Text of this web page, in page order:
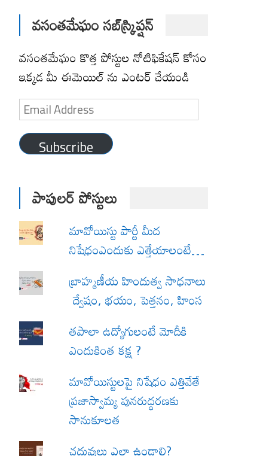
వసంతమేఘం సబ్‌స్క్రిప్షన్
వసంతమేఘం కొత్త పోస్టుల నోటిఫికేషన్ కోసం
ఇక్కడ మీ ఈమెయిల్ ను ఎంటర్ చేయండి
Email
Address
Subscribe
పాపులర్ పోస్టులు
మావోయిస్టు పార్టీ మీద
నిషేధంఎందుకు ఎత్తేయాలంటే…
బ్రాహ్మణీయ హిందుత్వ సాధనాలు
ద్వేషం, భయం, పెత్తనం, హింస
త‌పాలా ఉద్యోగులంటే మోదీకి
ఎందుకింత కక్ష ?
మావోయిస్టులపై నిషేధం ఎత్తివేతే
ప్రజాస్వామ్య పునరుద్ధరణకు
సానుకూలత
చదువులు ఎలా ఉండాలి?